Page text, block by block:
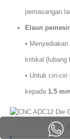
pemasangan
Elaun
• Menyediakan
kritikal (lubang
• Untuk ciri-ciri
kepada 1.5 mm